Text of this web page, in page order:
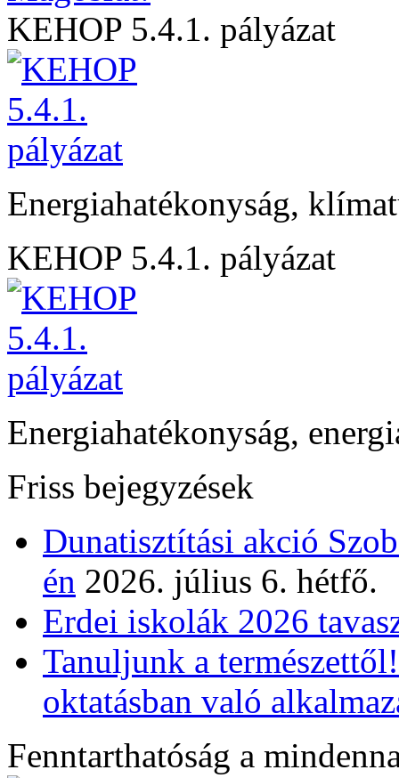
KEHOP 5.4.1. pályázat
Energiahatékonyság,
KEHOP 5.4.1. pályázat
Energiahatékonyság,
Friss bejegyzések
Dunatisztítási akció
én 2026. július 6. hétfő.
Erdei iskolák 2026
Tanuljunk a
oktatásban való
Fenntarthatóság a